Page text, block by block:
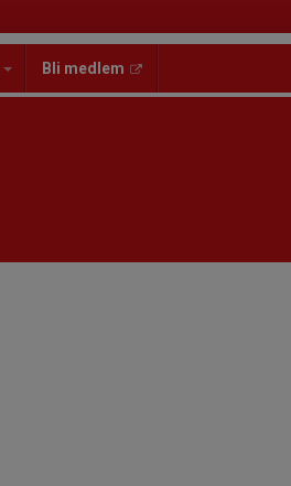
Bli medlem